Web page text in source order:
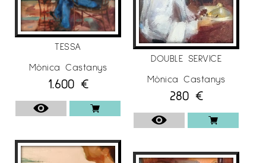
• 2010 “Petits fours” El Quatre, Sala d’Art.
Granollers, Barcelona.
• 2009 Galeria Traç d’Art. Sabadell, Barcelona.
Galeria Sánchez i Juan. Elx, Alacant. Sala
Rusiñol. Sant Cugat, Barcelona.
• 2008 Galeria Traç d’Art. Sabadell, Barcelona.
Galeria Anquin’s. Reus, Tarragona.
la Barca.
TESSA
Mònica Castanys
1.600 €
DOUBLE SERVICE
Mònica Castanys
280 €